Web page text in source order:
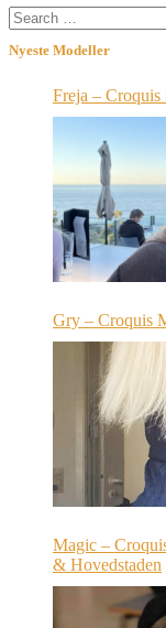
Search
for:
Nyeste Modeller
Freja –
Gry – Croquis
Magic –
& Hovedstaden